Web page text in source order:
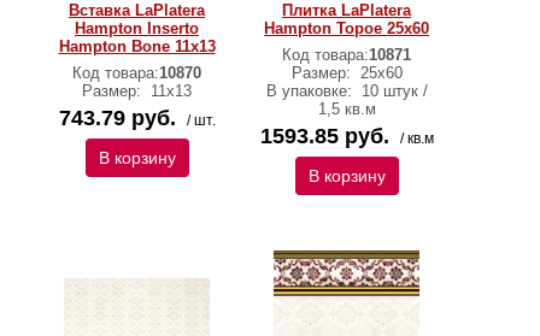
Вставка LaPlatera
Hampton Inserto
Hampton Bone 11x13
Код товара:10870
Размер:
11x13
743.79 руб. / шт.
В корзину
Плитка LaPlatera
Hampton Topoe 25x60
Код товара:10871
Размер: 25x60
В упаковке:
10 штук /
1,5 кв.м
1593.85 руб. / кв.м
В корзину